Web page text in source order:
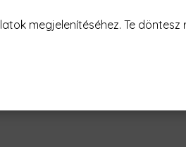
😥
super hero Férfi
megjelenítéséhez. Te döntesz